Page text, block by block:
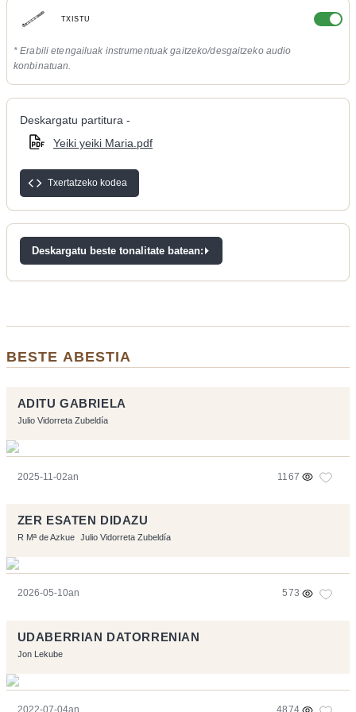
TXISTU
* Erabili etengailuak instrumentuak gaitzeko/desgaitzeko audio
konbinatuan.
Deskargatu partitura -
Yeiki yeiki Maria.pdf
Txertatzeko kodea
Deskargatu beste tonalitate batean:
BESTE ABESTIA
ADITU GABRIELA
Julio Vidorreta Zubeldía
2025-11-02an 1167
ZER ESATEN DIDAZU
R Mª de Azkue Julio Vidorreta Zubeldía
2026-05-10an 573
UDABERRIAN DATORRENIAN
Jon Lekube
2022-07-04an 4874